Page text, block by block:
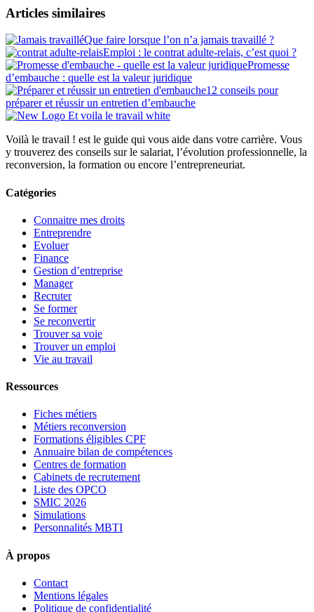
Articles similaires
Que faire lorsque l’on n’a jamais travaillé ?
Emploi : le contrat adulte-relais, c’est quoi ?
Promesse
d’embauche : quelle est la valeur juridique
12 conseils pour
préparer et réussir un entretien d’embauche
Voilà le travail ! est le guide qui vous aide dans votre carrière. Vous
y trouverez des conseils sur le salariat, l’évolution professionnelle, la
reconversion, la formation ou encore l’entrepreneuriat.
Catégories
Connaitre mes droits
Entreprendre
Evoluer
Finance
Gestion d’entreprise
Manager
Recruter
Se former
Se reconvertir
Trouver sa voie
Trouver un emploi
Vie au travail
Ressources
Fiches métiers
Métiers reconversion
Formations éligibles CPF
Annuaire bilan de compétences
Centres de formation
Cabinets de recrutement
Liste des OPCO
SMIC 2026
Simulations
Personnalités MBTI
À propos
Contact
Mentions légales
Politique de confidentialité